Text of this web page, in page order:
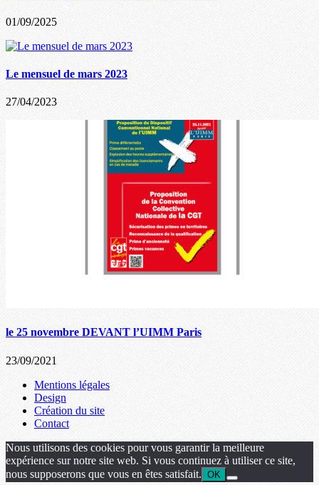
01/09/2025
Le mensuel de mars 2023
27/04/2023
le 25 novembre DEVANT l’UIMM Paris
23/09/2021
Mentions légales
Design
Création du site
Contact
Nous utilisons des cookies pour vous garantir la meilleure
expérience sur notre site web. Si vous continuez à utiliser ce site,
nous supposerons que vous en êtes satisfait. OK